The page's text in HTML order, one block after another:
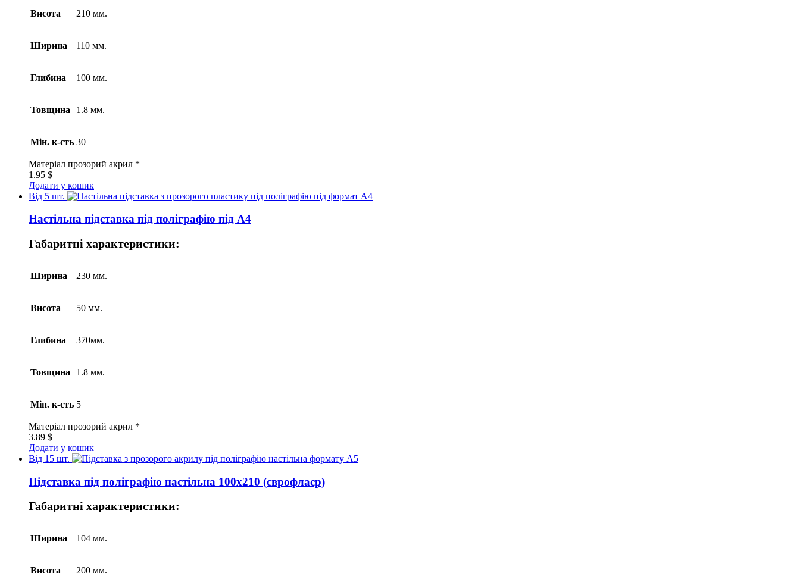
Висота 210 мм.
Ширина 110 мм.
Глибина 100 мм.
Товщина 1.8 мм.
Мін. к-сть 30
Матеріал прозорий акрил *
1.95 $
Додати у кошик
Від 5 шт.
Настільна підставка під поліграфію під А4
Габаритні характеристики:
Ширина 230 мм.
Висота 50 мм.
Глибина 370мм.
Товщина 1.8 мм.
Мін. к-сть 5
Матеріал прозорий акрил *
3.89 $
Додати у кошик
Від 15 шт.
Підставка під поліграфію настільна 100х210 (єврофлаєр)
Габаритні характеристики:
Ширина 104 мм.
Висота 200 мм.